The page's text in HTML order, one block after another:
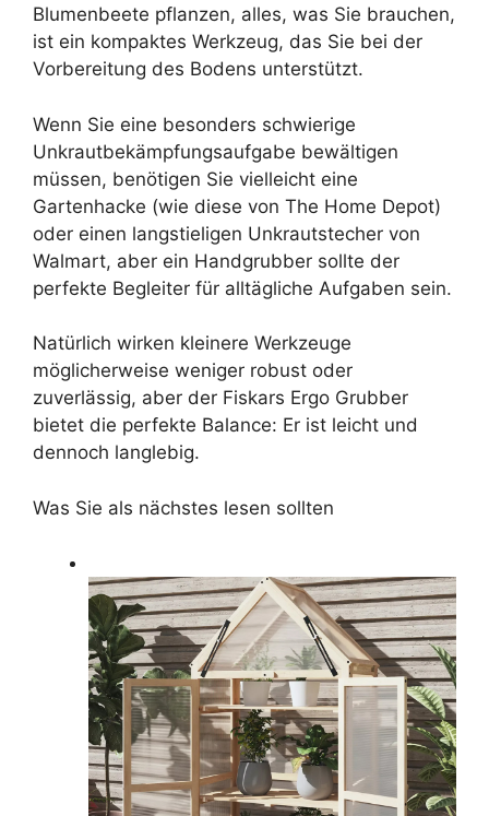
Blumenbeete pflanzen, alles, was Sie brauchen,
ist ein kompaktes Werkzeug, das Sie bei der
Vorbereitung des Bodens unterstützt.
Wenn Sie eine besonders schwierige
Unkrautbekämpfungsaufgabe bewältigen
müssen, benötigen Sie vielleicht eine
Gartenhacke (wie diese von The Home Depot)
oder einen langstieligen Unkrautstecher von
Walmart, aber ein Handgrubber sollte der
perfekte Begleiter für alltägliche Aufgaben sein.
Natürlich wirken kleinere Werkzeuge
möglicherweise weniger robust oder
zuverlässig, aber der Fiskars Ergo Grubber
bietet die perfekte Balance: Er ist leicht und
dennoch langlebig.
Was Sie als nächstes lesen sollten